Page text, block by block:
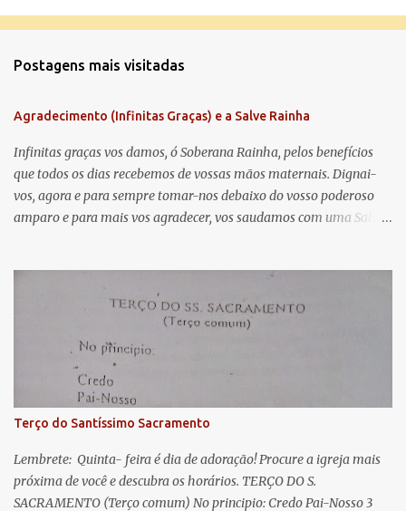
e
t
á
r
i
o
Postagens mais visitadas
Agradecimento (Infinitas Graças) e a Salve Rainha
Infinitas graças vos damos, ó Soberana Rainha, pelos benefícios
que todos os dias recebemos de vossas mãos maternais. Dignai-
vos, agora e para sempre tomar-nos debaixo do vosso poderoso
amparo e para mais vos agradecer, vos saudamos com uma Salve
lágrimas. Eia, pois, Advogada nossa, estes vossos olhos
misericordiosos a nós volvei, e depois deste desterro, mostrai-nos
Jesus. Bendito é o fruto do vosso ventre, ó clemente, ó piedosa, ó
doce e sempre Virgem Maria. Rogai por nós Santa Mãe de Deus.
Para que sejamos dignos das promessas de Cristo. Amém.
Terço do Santíssimo Sacramento
Lembrete: Quinta- feira é dia de adoração! Procure a igreja mais
próxima de você e descubra os horários. TERÇO DO S.
SACRAMENTO (Terço comum) No principio: Credo Pai-Nosso 3